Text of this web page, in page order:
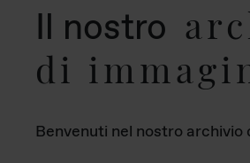
Il nostro
di
Benvenuti nel nostro archivio